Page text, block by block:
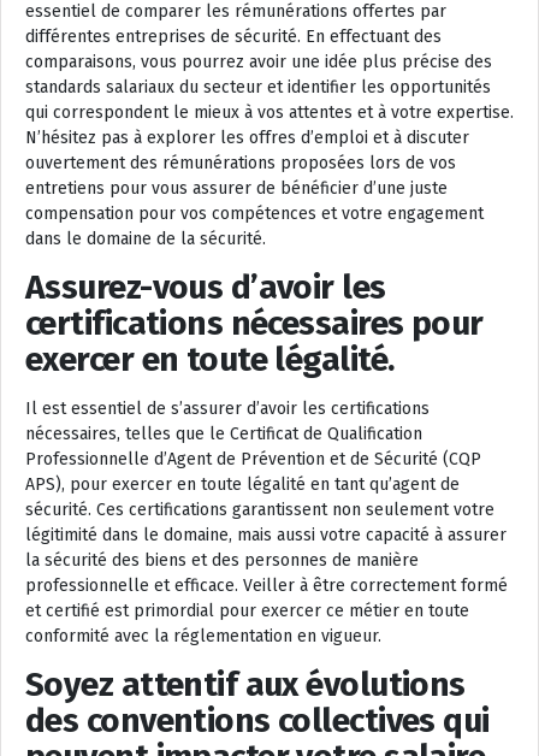
essentiel de comparer les rémunérations offertes par
différentes entreprises de sécurité. En effectuant des
comparaisons, vous pourrez avoir une idée plus précise des
standards salariaux du secteur et identifier les opportunités
qui correspondent le mieux à vos attentes et à votre expertise.
N’hésitez pas à explorer les offres d’emploi et à discuter
ouvertement des rémunérations proposées lors de vos
entretiens pour vous assurer de bénéficier d’une juste
compensation pour vos compétences et votre engagement
dans le domaine de la sécurité.
Assurez-vous d’avoir les
certifications nécessaires pour
exercer en toute légalité.
Il est essentiel de s’assurer d’avoir les certifications
nécessaires, telles que le Certificat de Qualification
Professionnelle d’Agent de Prévention et de Sécurité (CQP
APS), pour exercer en toute légalité en tant qu’agent de
sécurité. Ces certifications garantissent non seulement votre
légitimité dans le domaine, mais aussi votre capacité à assurer
la sécurité des biens et des personnes de manière
professionnelle et efficace. Veiller à être correctement formé
et certifié est primordial pour exercer ce métier en toute
conformité avec la réglementation en vigueur.
Soyez attentif aux évolutions
des conventions collectives qui